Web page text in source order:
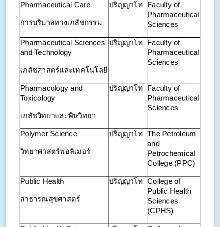
Pharmaceutical Care
การบริบาลทางเภสัชกรรม
ปริญญาโท
Faculty of
Pharmaceutical
Sciences
Pharmaceutical Sciences
and Technology
เภสัชศาสตร์และเทคโนโลยี
ปริญญาโท
Faculty of
Pharmaceutical
Sciences
Pharmacology and
Toxicology
เภสัชวิทยาและพิษวิทยา
ปริญญาโท
Faculty of
Pharmaceutical
Sciences
Polymer Science
วิทยาศาสตร์พอลิเมอร์
ปริญญาโท
The Petroleum
and
Petrochemical
College (PPC)
Public Health
สาธารณสุขศาสตร์
ปริญญาโท
College of
Public Health
Sciences
(CPHS)